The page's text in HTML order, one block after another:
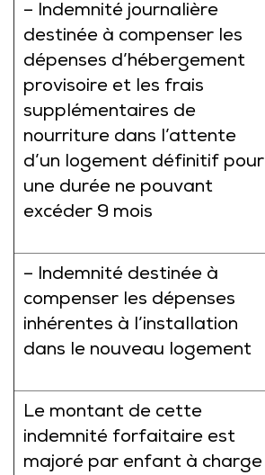
– Indemnité journalière
destinée à compenser les
dépenses d’hébergement
provisoire et les frais
supplémentaires de
nourriture dans l’attente
d’un logement définitif pour
une durée ne pouvant
excéder 9 mois
– Indemnité destinée à
compenser les dépenses
inhérentes à l’installation
dans le nouveau logement
Le montant de cette
indemnité forfaitaire est
majoré par enfant à charge